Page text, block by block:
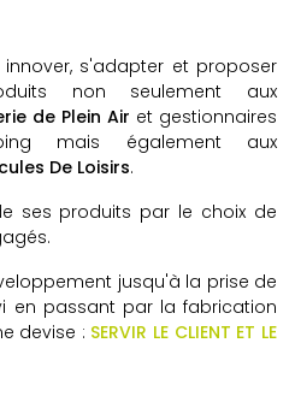
innover, s'adapter et proposer
non seulement aux
de Plein Air et gestionnaires
mais également aux
De Loisirs.
ses produits par le choix de
jusqu'à la prise de
en passant par la fabrication
devise : SERVIR LE CLIENT ET LE